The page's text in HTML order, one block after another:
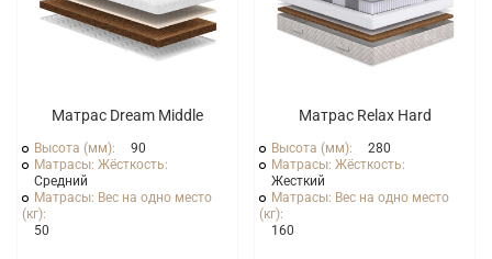
Матрас Dream Middle
Высота (мм):
90
Матрасы: Жёсткость:
Средний
Матрасы: Вес на одно место
(кг):
50
Матрас Relax Нard
Высота (мм):
280
Матрасы: Жёсткость:
Жесткий
Матрасы: Вес на одно место
(кг):
160